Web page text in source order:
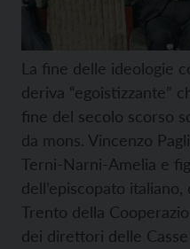
La fine delle ideologie
deriva “egoistizzante”
fine del secolo scorso
da mons. Vincenzo
Terni-Narni-Amelia e
dell’episcopato
Trento della
dei direttori delle